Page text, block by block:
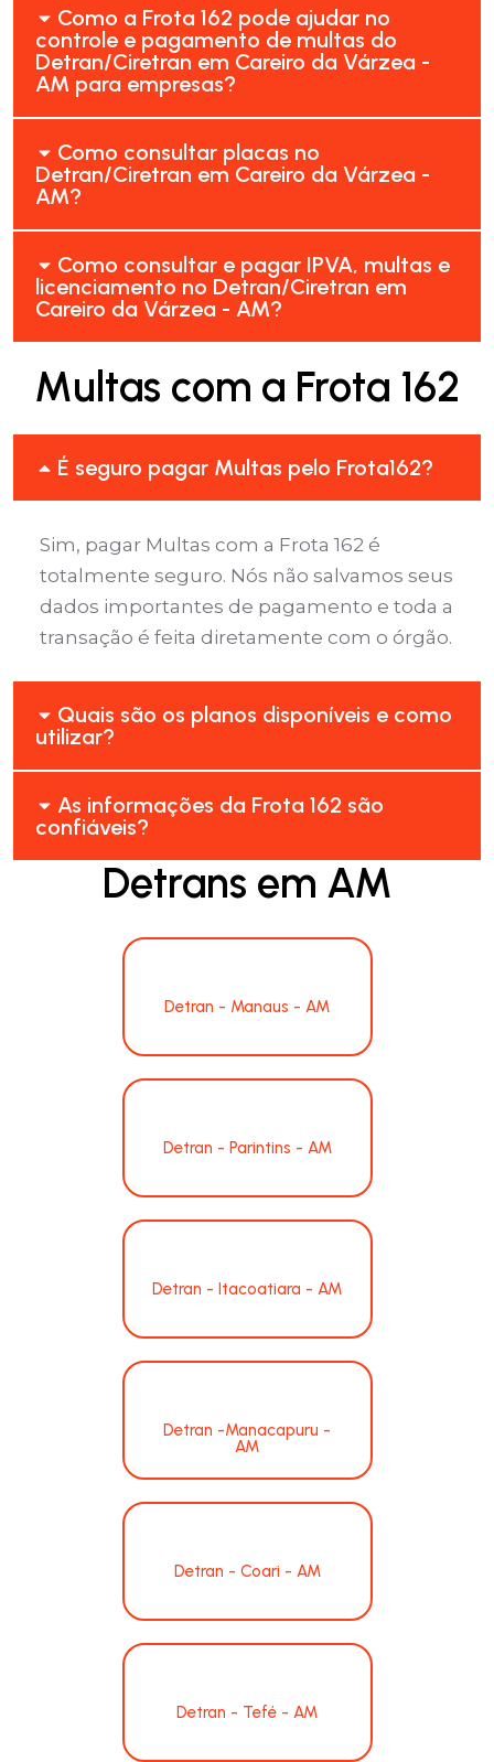
Como a Frota 162 pode ajudar no
controle e pagamento de multas do
Detran/Ciretran em Careiro da Várzea -
AM para empresas?
Como consultar placas no
Detran/Ciretran em Careiro da Várzea -
AM?
Como consultar e pagar IPVA, multas e
licenciamento no Detran/Ciretran em
Careiro da Várzea - AM?
Multas com a Frota 162
É seguro pagar Multas pelo Frota162?
Sim, pagar Multas com a Frota 162 é
totalmente seguro. Nós não salvamos seus
dados importantes de pagamento e toda a
transação é feita diretamente com o órgão.
Quais são os planos disponíveis e como
utilizar?
As informações da Frota 162 são
confiáveis?
Detrans em AM
Detran - Manaus - AM
Detran - Parintins - AM
Detran - Itacoatiara - AM
Detran -Manacapuru -
AM
Detran - Coari - AM
Detran - Tefé - AM